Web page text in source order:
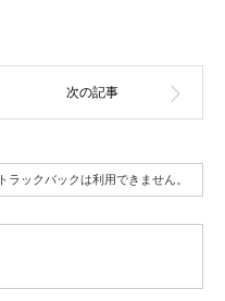
トラックバックは利用できません。